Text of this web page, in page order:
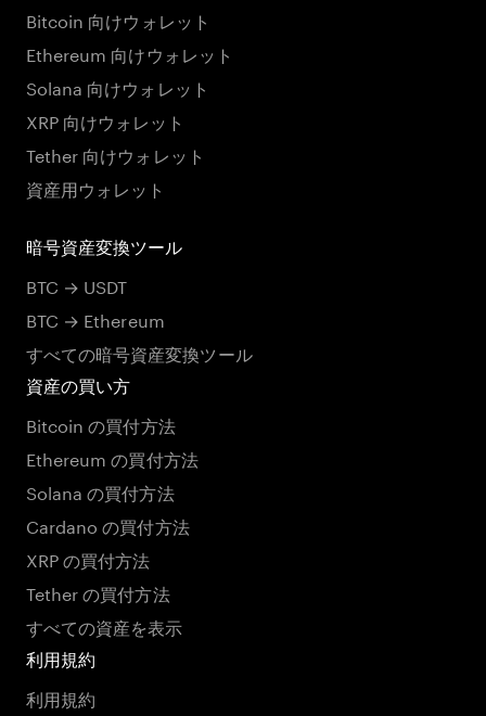
Bitcoin 向けウォレット
Ethereum 向けウォレット
Solana 向けウォレット
XRP 向けウォレット
Tether 向けウォレット
資産用ウォレット
暗号資産変換ツール
BTC → USDT
BTC → Ethereum
すべての暗号資産変換ツール
資産の買い方
Bitcoin の買付方法
Ethereum の買付方法
Solana の買付方法
Cardano の買付方法
XRP の買付方法
Tether の買付方法
すべての資産を表示
利用規約
利用規約